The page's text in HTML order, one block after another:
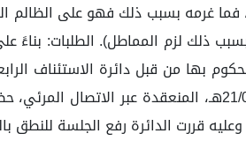
قررت الدائرة رفع الجلسة للنطق